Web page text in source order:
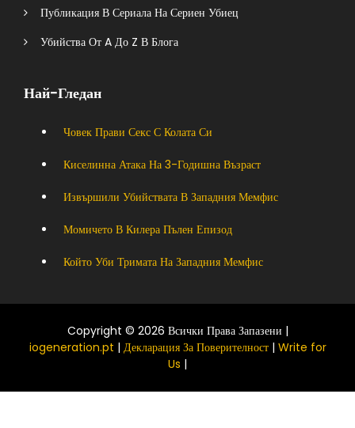
Публикация В Сериала На Сериен Убиец
Убийства От A До Z В Блога
Най-Гледан
Човек Прави Секс С Колата Си
Киселинна Атака На 3-Годишна Възраст
Извършили Убийствата В Западния Мемфис
Момичето В Килера Пълен Епизод
Който Уби Тримата На Западния Мемфис
Copyright © 2026 Всички Права Запазени |
iogeneration.pt | Декларация За Поверителност| Write for
Us |